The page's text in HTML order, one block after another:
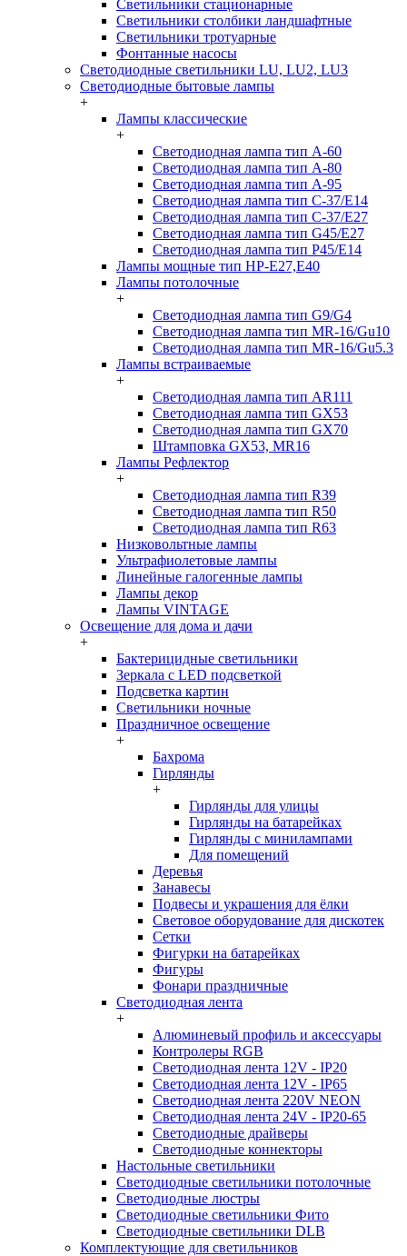
Светильники стационарные
Светильники столбики ландшафтные
Светильники тротуарные
Фонтанные насосы
Светодиодные светильники LU, LU2, LU3
Светодиодные бытовые лампы
+
Лампы классические
+
Светодиодная лампа тип A-60
Светодиодная лампа тип A-80
Светодиодная лампа тип A-95
Светодиодная лампа тип C-37/Е14
Светодиодная лампа тип C-37/Е27
Светодиодная лампа тип G45/E27
Светодиодная лампа тип P45/E14
Лампы мощные тип HP-E27,E40
Лампы потолочные
+
Светодиодная лампа тип G9/G4
Светодиодная лампа тип MR-16/Gu10
Светодиодная лампа тип MR-16/Gu5.3
Лампы встраиваемые
+
Светодиодная лампа тип AR111
Светодиодная лампа тип GX53
Светодиодная лампа тип GX70
Штамповка GX53, MR16
Лампы Рефлектор
+
Светодиодная лампа тип R39
Светодиодная лампа тип R50
Светодиодная лампа тип R63
Низковольтные лампы
Ультрафиолетовые лампы
Линейные галогенные лампы
Лампы декор
Лампы VINTAGE
Освещение для дома и дачи
+
Бактерицидные светильники
Зеркала с LED подсветкой
Подсветка картин
Светильники ночные
Праздничное освещение
+
Бахрома
Гирлянды
+
Гирлянды для улицы
Гирлянды на батарейках
Гирлянды с минилампами
Для помещений
Деревья
Занавесы
Подвесы и украшения для ёлки
Световое оборудование для дискотек
Сетки
Фигурки на батарейках
Фигуры
Фонари праздничные
Светодиодная лента
+
Алюминевый профиль и аксессуары
Контролеры RGB
Светодиодная лента 12V - IP20
Светодиодная лента 12V - IP65
Светодиодная лента 220V NEON
Светодиодная лента 24V - IP20-65
Светодиодные драйверы
Светодиодные коннекторы
Настольные светильники
Светодиодные светильники потолочные
Светодиодные люстры
Светодиодные светильники Фито
Светодиодные светильники DLB
Комплектующие для светильников